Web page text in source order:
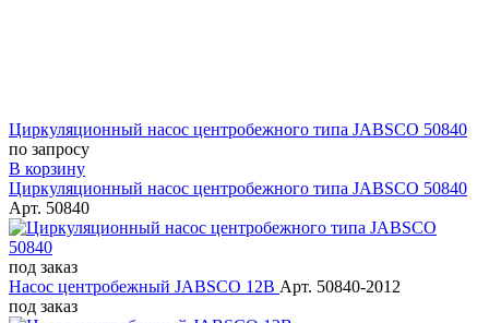
Циркуляционный насос центробежного типа JABSCO 50840
по запросу
В корзину
Циркуляционный насос центробежного типа JABSCO 50840
Арт. 50840
под заказ
Насос центробежный JABSCO 12В Арт. 50840-2012
под заказ